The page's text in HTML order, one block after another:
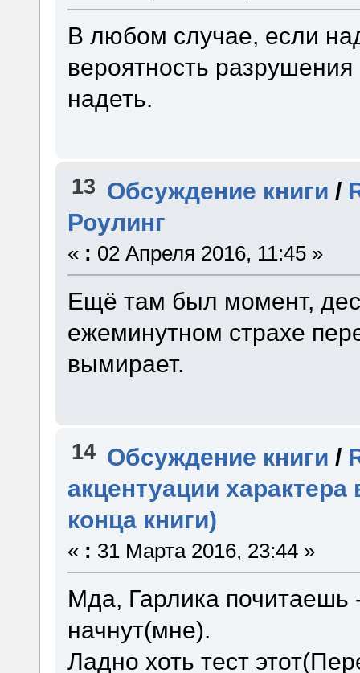
В любом случае, если
вероятность
надеть.
13 Обсуждение книги /
Роулинг
« : 02 Апреля 2016, 11:45 »
Ещё там был момент,
ежеминутном страхе
вымирает.
14 Обсуждение книги /
акцентуации
конца книги)
« : 31 Марта 2016, 23:44 »
Мда, Гарлика почитаешь
начнут(мне).
Ладно хоть тест